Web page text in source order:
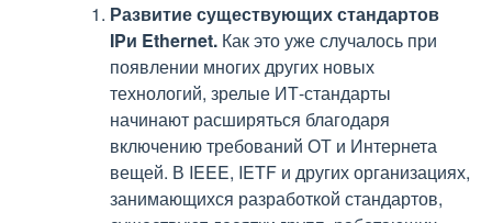
Развитие существующих стандартов
IPи Ethernet. Как это уже случалось при
появлении многих других новых
технологий, зрелые ИТ-стандарты
начинают расширяться благодаря
включению требований ОТ и Интернета
вещей. В IEEE, IETF и других организациях,
занимающихся разработкой стандартов,